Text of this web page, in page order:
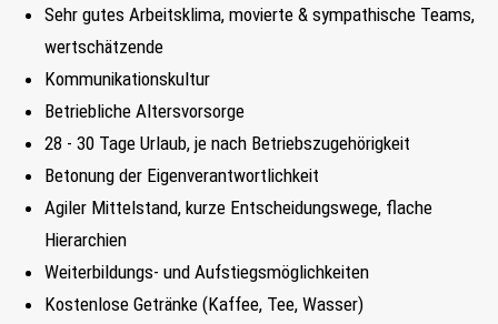
Sehr gutes Arbeitsklima, movierte & sympathische Teams,
wertschätzende
Kommunikationskultur
Betriebliche Altersvorsorge
28 - 30 Tage Urlaub, je nach Betriebszugehörigkeit
Betonung der Eigenverantwortlichkeit
Agiler Mittelstand, kurze Entscheidungswege, flache
Hierarchien
Weiterbildungs- und Aufstiegsmöglichkeiten
Kostenlose Getränke (Kaffee, Tee, Wasser)